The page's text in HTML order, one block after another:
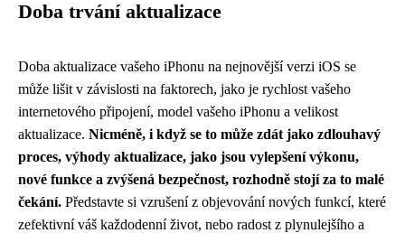
Doba trvání aktualizace
Doba aktualizace vašeho iPhonu na nejnovější verzi iOS se
může lišit v závislosti na faktorech, jako je rychlost vašeho
internetového připojení, model vašeho iPhonu a velikost
aktualizace. Nicméně, i když se to může zdát jako zdlouhavý
proces, výhody aktualizace, jako jsou vylepšení výkonu,
nové funkce a zvýšená bezpečnost, rozhodně stojí za to malé
čekání. Představte si vzrušení z objevování nových funkcí, které
zefektivní váš každodenní život, nebo radost z plynulejšího a